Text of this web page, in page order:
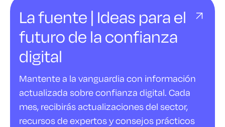
La fuente | Ideas para el
futuro de la confianza
digital
Mantente a la vanguardia con información
actualizada sobre confianza digital. Cada
mes, recibirás actualizaciones del sector,
recursos de expertos y consejos prácticos